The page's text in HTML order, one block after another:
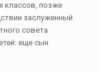
классов, позже
заслуженный
совета
еще сын